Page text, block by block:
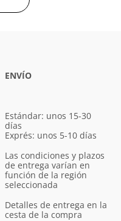
ENVÍO
Estándar: unos 15-30
días
Exprés: unos 5-10 días
Las condiciones y plazos
de entrega varían en
función de la región
seleccionada
Detalles de entrega en la
cesta de la compra